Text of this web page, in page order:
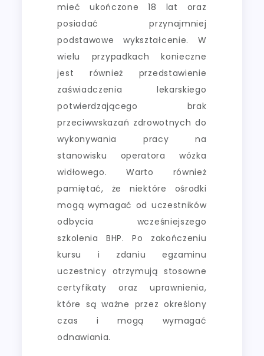
mieć ukończone 18 lat oraz
posiadać przynajmniej
podstawowe wykształcenie. W
wielu przypadkach konieczne
jest również przedstawienie
zaświadczenia lekarskiego
potwierdzającego brak
przeciwwskazań zdrowotnych do
wykonywania pracy na
stanowisku operatora wózka
widłowego. Warto również
pamiętać, że niektóre ośrodki
mogą wymagać od uczestników
odbycia wcześniejszego
szkolenia BHP. Po zakończeniu
kursu i zdaniu egzaminu
uczestnicy otrzymują stosowne
certyfikaty oraz uprawnienia,
które są ważne przez określony
czas i mogą wymagać
odnawiania.